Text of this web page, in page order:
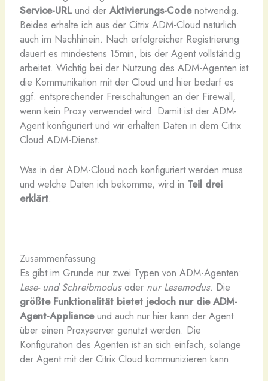
Service-URLund der Aktivierungs-Codenotwendig.
Beides erhalte ich aus der Citrix ADM-Cloud natürlich
auch im Nachhinein. Nach erfolgreicher Registrierung
dauert es mindestens 15min, bis der Agent vollständig
arbeitet. Wichtig bei der Nutzung des ADM-Agenten ist
die Kommunikation mit der Cloud und hier bedarf es
ggf. entsprechender Freischaltungen an der Firewall,
wenn kein Proxy verwendet wird. Damit ist der ADM-
Agent konfiguriert und wir erhalten Daten in dem Citrix
Cloud ADM-Dienst.
Was in der ADM-Cloud noch konfiguriert werden muss
und welche Daten ich bekomme, wird in Teil drei
erklärt.
Zusammenfassung
Es gibt im Grunde nur zwei Typen von ADM-Agenten:
Lese- und Schreibmodusoder nur Lesemodus. Die
größte Funktionalität bietet jedoch nur die ADM-
Agent-Applianceund auch nur hier kann der Agent
über einen Proxyserver genutzt werden. Die
Konfiguration des Agenten ist an sich einfach, solange
der Agent mit der Citrix Cloud kommunizieren kann.